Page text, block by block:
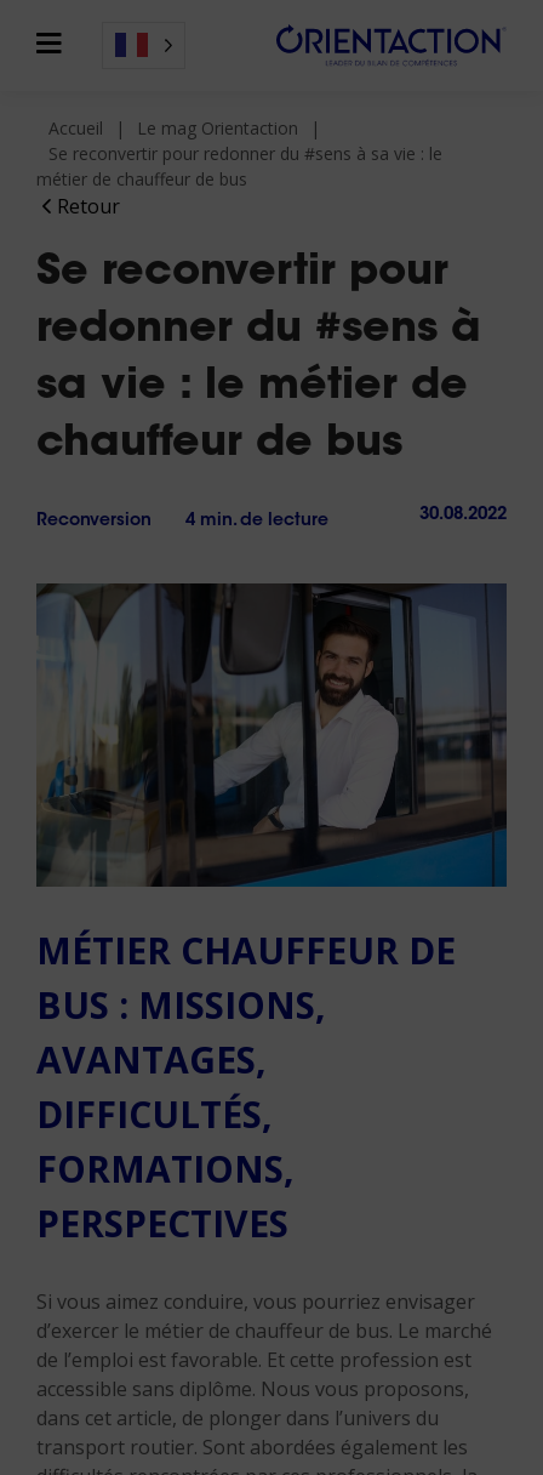
Retour
Accueil
Le mag Orientaction
Se reconvertir pour redonner du #sens à sa vie : le
métier de chauffeur de bus
Se reconvertir pour
redonner du #sens à
sa vie : le métier de
chauffeur de bus
Reconversion 4 min. de lecture 30.08.2022
MÉTIER CHAUFFEUR DE
BUS : MISSIONS,
AVANTAGES,
DIFFICULTÉS,
FORMATIONS,
PERSPECTIVES
Si vous aimez conduire, vous pourriez envisager
d’exercer le métier de chauffeur de bus. Le marché
de l’emploi est favorable. Et cette profession est
accessible sans diplôme. Nous vous proposons,
dans cet article, de plonger dans l’univers du
transport routier. Sont abordées également les